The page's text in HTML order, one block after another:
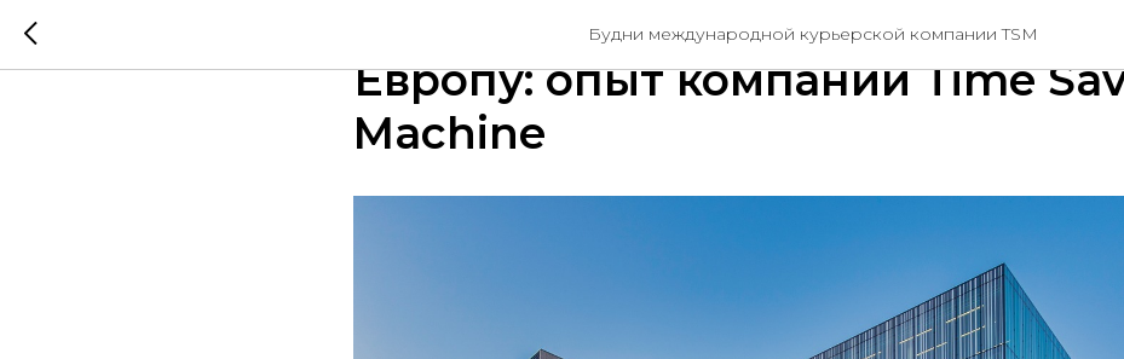
Будни международной курьерской компании TSM
Как отправить документы из
Европу: опыт компании Time
Machine